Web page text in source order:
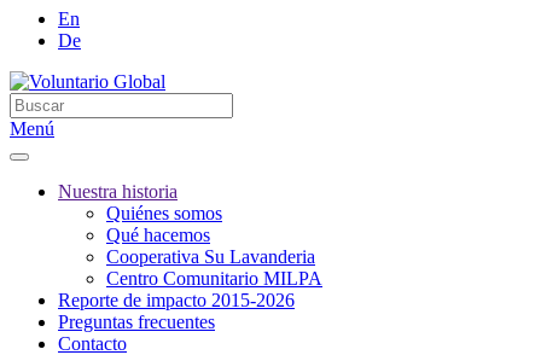
En
De
Menú
Nuestra historia
Quiénes somos
Qué hacemos
Cooperativa Su Lavanderia
Centro Comunitario MILPA
Reporte de impacto 2015-2026
Preguntas frecuentes
Contacto